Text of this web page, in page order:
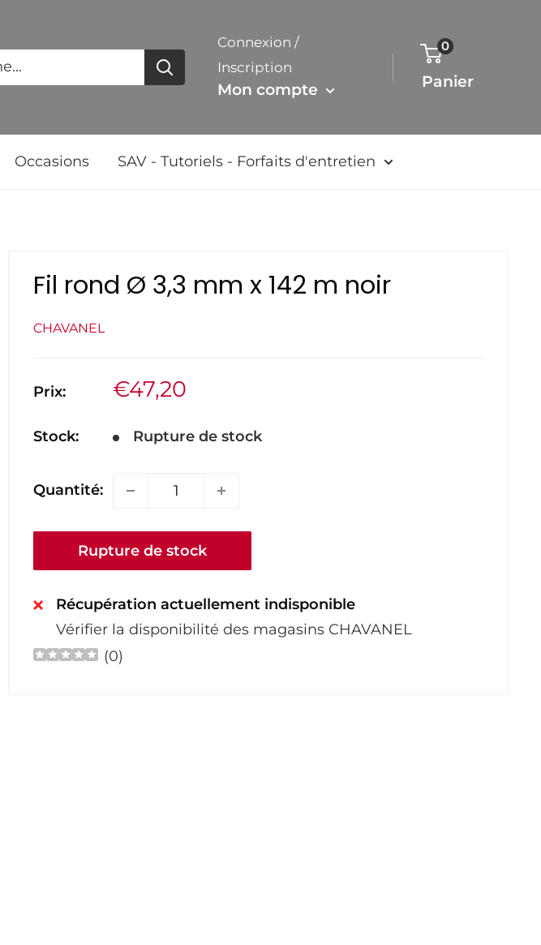
Connexion /
Inscription
Mon compte
0
Panier
Occasions SAV - Tutoriels - Forfaits d'entretien
Fil rond Ø 3,3 mm x 142 m noir
CHAVANEL
Prix:
Prix
€47,20
Stock: Rupture de stock
Quantité:
Rupture de stock
Récupération actuellement indisponible
Vérifier la disponibilité des magasins CHAVANEL
(0)